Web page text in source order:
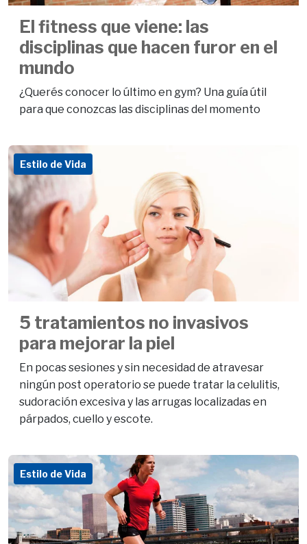
El fitness que viene: las
disciplinas que hacen furor en el
mundo
¿Querés conocer lo último en gym? Una guía útil
para que conozcas las disciplinas del momento
Estilo de Vida
5 tratamientos no invasivos
para mejorar la piel
En pocas sesiones y sin necesidad de atravesar
ningún post operatorio se puede tratar la celulitis,
sudoración excesiva y las arrugas localizadas en
párpados, cuello y escote.
Estilo de Vida